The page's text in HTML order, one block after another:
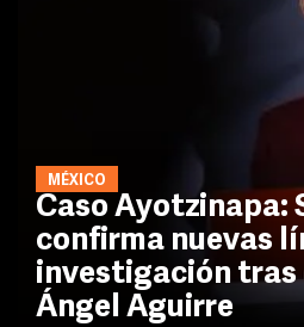
MÉXICO
Caso Ayotzinapa:
confirma nuevas
investigación tras
Ángel Aguirre